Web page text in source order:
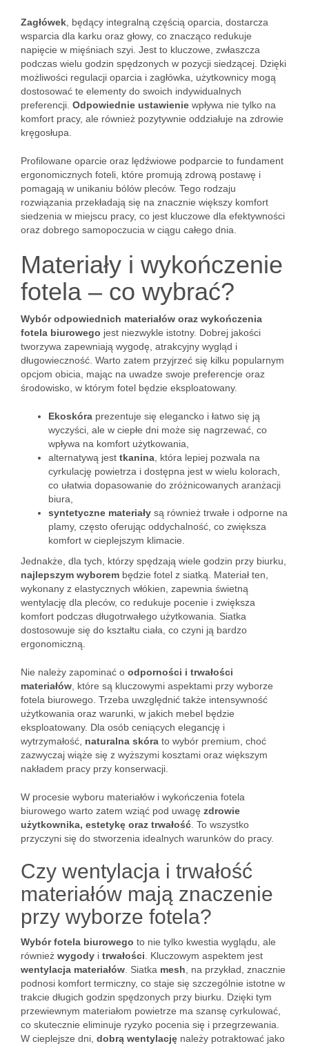
Zagłówek , będący integralną częścią oparcia, dostarcza
wsparcia dla karku oraz głowy, co znacząco redukuje
napięcie w mięśniach szyi. Jest to kluczowe, zwłaszcza
podczas wielu godzin spędzonych w pozycji siedzącej. Dzięki
możliwości regulacji oparcia i zagłówka, użytkownicy mogą
dostosować te elementy do swoich indywidualnych
preferencji. Odpowiednie ustawienie wpływa nie tylko na
komfort pracy, ale również pozytywnie oddziałuje na zdrowie
kręgosłupa.
Profilowane oparcie oraz lędźwiowe podparcie to fundament
ergonomicznych foteli, które promują zdrową postawę i
pomagają w unikaniu bólów pleców. Tego rodzaju
rozwiązania przekładają się na znacznie większy komfort
siedzenia w miejscu pracy, co jest kluczowe dla efektywności
oraz dobrego samopoczucia w ciągu całego dnia.
Materiały i wykończenie
fotela – co wybrać?
Wybór odpowiednich materiałów oraz wykończenia
fotela biurowego jest niezwykle istotny. Dobrej jakości
tworzywa zapewniają wygodę, atrakcyjny wygląd i
długowieczność. Warto zatem przyjrzeć się kilku popularnym
opcjom obicia, mając na uwadze swoje preferencje oraz
środowisko, w którym fotel będzie eksploatowany.
Ekoskóra prezentuje się elegancko i łatwo się ją
wyczyści, ale w ciepłe dni może się nagrzewać, co
wpływa na komfort użytkowania,
alternatywą jest tkanina , która lepiej pozwala na
cyrkulację powietrza i dostępna jest w wielu kolorach,
co ułatwia dopasowanie do zróżnicowanych aranżacji
biura,
syntetyczne materiały są również trwałe i odporne na
plamy, często oferując oddychalność, co zwiększa
komfort w cieplejszym klimacie.
Jednakże, dla tych, którzy spędzają wiele godzin przy biurku,
najlepszym wyborem będzie fotel z siatką. Materiał ten,
wykonany z elastycznych włókien, zapewnia świetną
wentylację dla pleców, co redukuje pocenie i zwiększa
komfort podczas długotrwałego użytkowania. Siatka
dostosowuje się do kształtu ciała, co czyni ją bardzo
ergonomiczną.
Nie należy zapominać o odporności i trwałości
materiałów , które są kluczowymi aspektami przy wyborze
fotela biurowego. Trzeba uwzględnić także intensywność
użytkowania oraz warunki, w jakich mebel będzie
eksploatowany. Dla osób ceniących elegancję i
wytrzymałość, naturalna skóra to wybór premium, choć
zazwyczaj wiąże się z wyższymi kosztami oraz większym
nakładem pracy przy konserwacji.
W procesie wyboru materiałów i wykończenia fotela
biurowego warto zatem wziąć pod uwagę zdrowie
użytkownika, estetykę oraz trwałość . To wszystko
przyczyni się do stworzenia idealnych warunków do pracy.
Czy wentylacja i trwałość
materiałów mają znaczenie
przy wyborze fotela?
Wybór fotela biurowego to nie tylko kwestia wyglądu, ale
również wygody i trwałości . Kluczowym aspektem jest
wentylacja materiałów . Siatka mesh , na przykład, znacznie
podnosi komfort termiczny, co staje się szczególnie istotne w
trakcie długich godzin spędzonych przy biurku. Dzięki tym
przewiewnym materiałom powietrze ma szansę cyrkulować,
co skutecznie eliminuje ryzyko pocenia się i przegrzewania.
W cieplejsze dni, dobrą wentylację należy potraktować jako